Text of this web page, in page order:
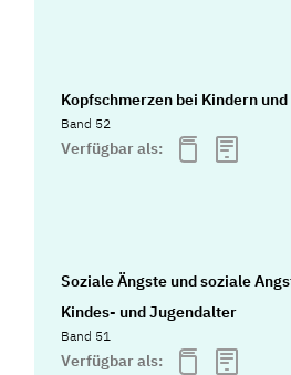
Kopfschmerzen bei Kindern
Band 52
Verfügbar als:
Soziale Ängste und soziale
Kindes- und Jugendalter
Band 51
Verfügbar als: